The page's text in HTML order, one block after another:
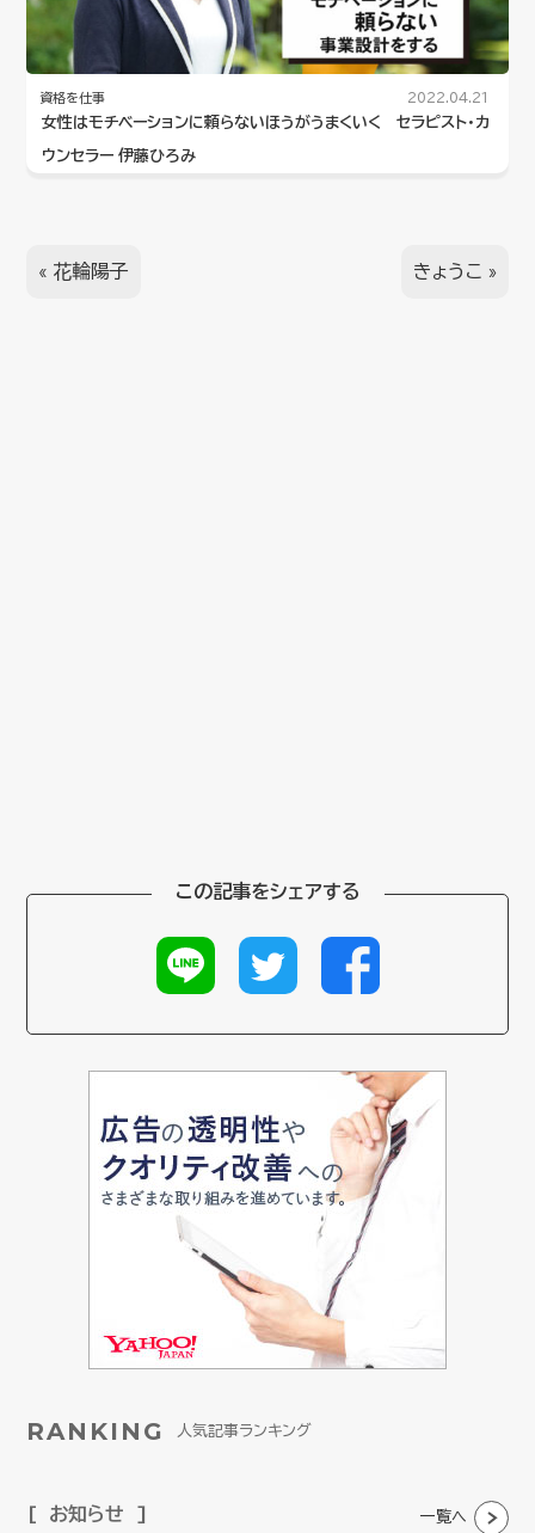
資格を仕事 2022.04.21
女性はモチベーションに頼らないほうがうまくいく セラピスト・カ
ウンセラー 伊藤ひろみ
« 花輪陽子 きょうこ »
この記事をシェアする
RANKING 人気記事ランキング
お知らせ 一覧へ